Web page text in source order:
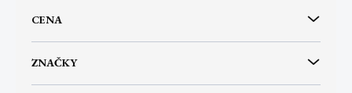
CENA
ZNAČKY